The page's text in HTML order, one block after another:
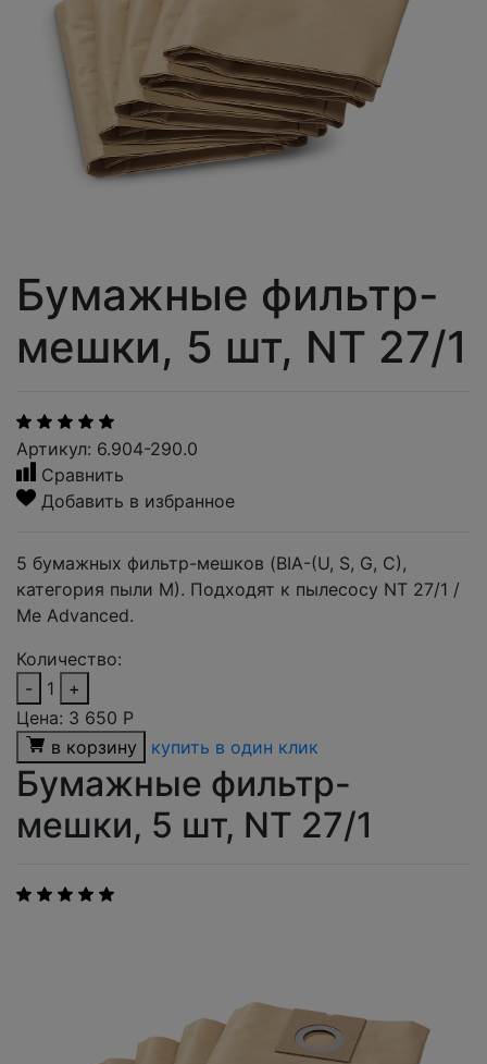
Бумажные фильтр-
мешки, 5 шт, NT 27/1
Артикул: 6.904-290.0
Сравнить
Добавить в избранное
5 бумажных фильтр-мешков (BIA-(U, S, G, C),
категория пыли M). Подходят к пылесосу NT 27/1 /
Me Advanced.
Количество:
-
1
+
Цена: 3 650 Р
в корзину
купить в один клик
Бумажные фильтр-
мешки, 5 шт, NT 27/1